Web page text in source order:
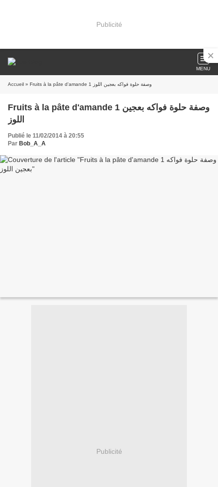
Publicité
MENU
Accueil » Fruits à la pâte d'amande 1 وصفة حلوة فواكه بعجين اللوز
Fruits à la pâte d'amande 1 وصفة حلوة فواكه بعجين
اللوز
Publié le 11/02/2014 à 20:55
Par Bob_A_A
Publicité